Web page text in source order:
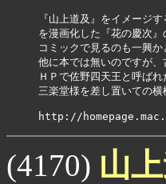
『山上道及』をイメージ
を漫画化した『花の慶次
コミックで見るのも一興か
他に本では無いのですが
ＨＰで佐野四天王と呼ば
三楽堂様を差し置いての横
http://
(4170) 山